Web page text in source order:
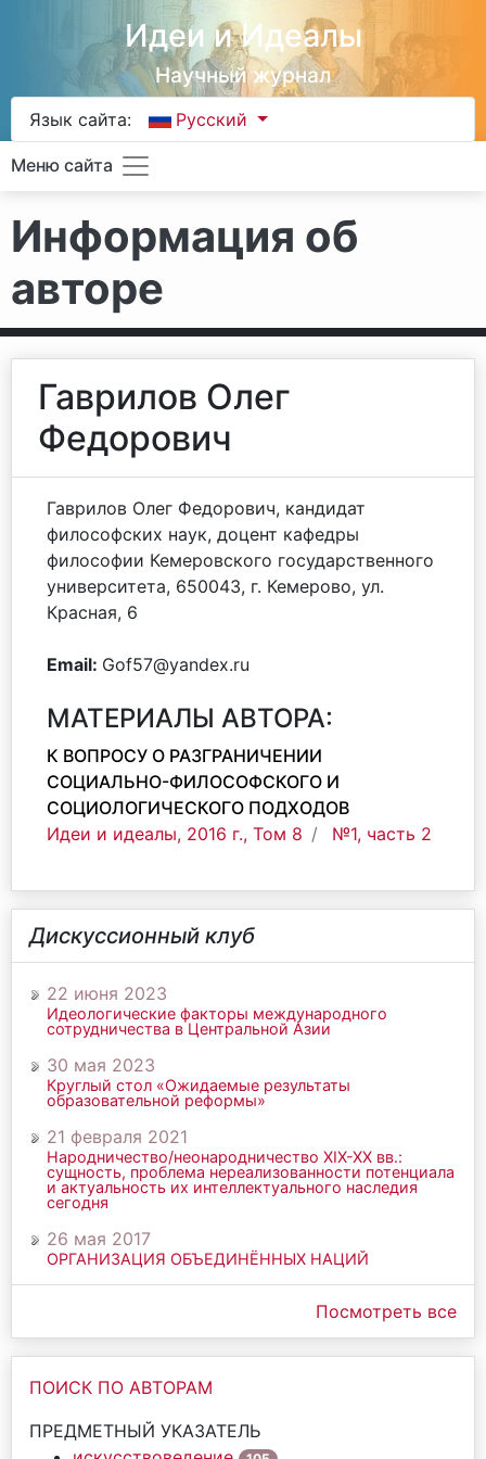
Идеи и Идеалы
Научный журнал
Язык сайта: Русский
Меню сайта
Информация об
авторе
Гаврилов Олег
Федорович
Гаврилов Олег Федорович, кандидат
философских наук, доцент кафедры
философии Кемеровского государственного
университета, 650043, г. Кемерово, ул.
Красная, 6
Email: Gof57@yandex.ru
МАТЕРИАЛЫ АВТОРА:
К ВОПРОСУ О РАЗГРАНИЧЕНИИ
СОЦИАЛЬНО-ФИЛОСОФСКОГО И
СОЦИОЛОГИЧЕСКОГО ПОДХОДОВ
Идеи и идеалы, 2016 г., Том 8
№1, часть 2
Дискуссионный клуб
22 июня 2023
Идеологические факторы международного
сотрудничества в Центральной Азии
30 мая 2023
Круглый стол «Ожидаемые результаты
образовательной реформы»
21 февраля 2021
Народничество/неонародничество ХIХ-ХХ вв.:
сущность, проблема нереализованности потенциала
и актуальность их интеллектуального наследия
сегодня
26 мая 2017
ОРГАНИЗАЦИЯ ОБЪЕДИНЁННЫХ НАЦИЙ
Посмотреть все
ПОИСК ПО АВТОРАМ
ПРЕДМЕТНЫЙ УКАЗАТЕЛЬ